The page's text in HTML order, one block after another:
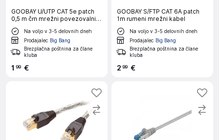
GOOBAY U/UTP CAT 5e patch
0,5 m črn mrežni povezovalni
kabel
Na voljo v 3-5 delovnih dneh
Prodajalec Big Bang
Brezplačna poštnina za člane
kluba
1 99 €
GOOBAY S/FTP CAT 6A patch
1m rumeni mrežni kabel
Na voljo v 3-5 delovnih dneh
Prodajalec Big Bang
Brezplačna poštnina za člane
kluba
2 99 €